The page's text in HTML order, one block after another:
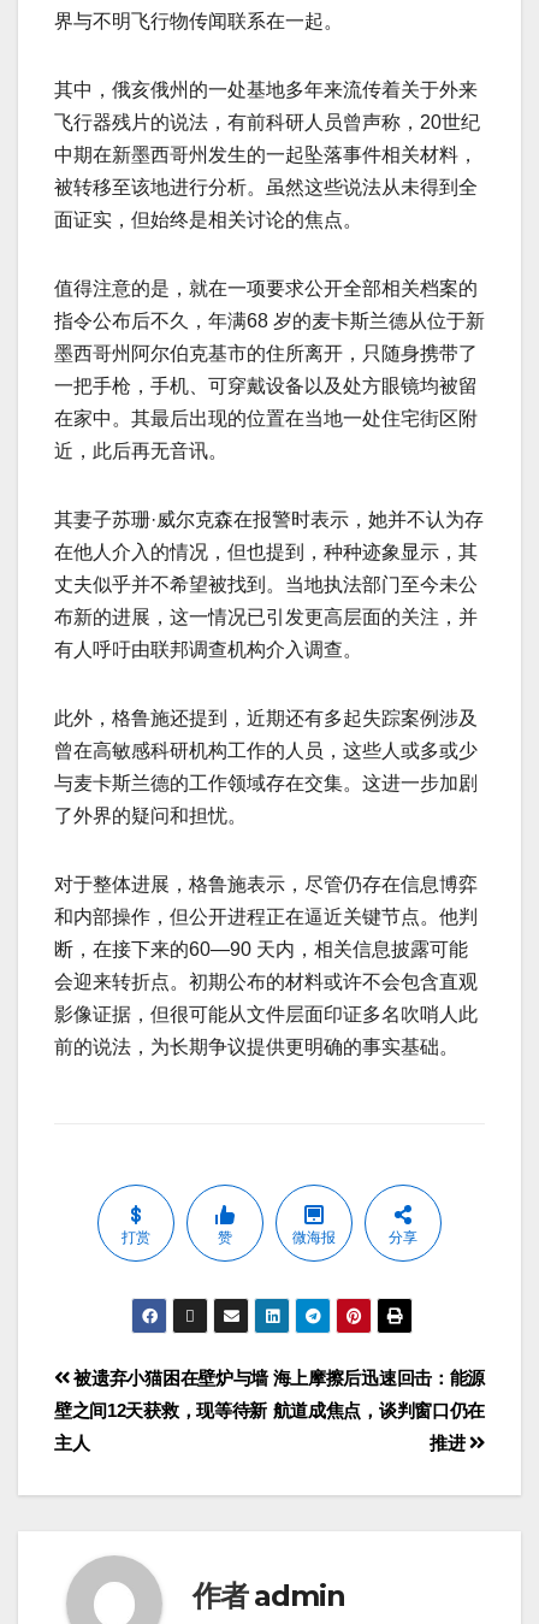
界与不明飞行物传闻联系在一起。
其中，俄亥俄州的一处基地多年来流传着关于外来
飞行器残片的说法，有前科研人员曾声称，20世纪
中期在新墨西哥州发生的一起坠落事件相关材料，
被转移至该地进行分析。虽然这些说法从未得到全
面证实，但始终是相关讨论的焦点。
值得注意的是，就在一项要求公开全部相关档案的
指令公布后不久，年满68 岁的麦卡斯兰德从位于新
墨西哥州阿尔伯克基市的住所离开，只随身携带了
一把手枪，手机、可穿戴设备以及处方眼镜均被留
在家中。其最后出现的位置在当地一处住宅街区附
近，此后再无音讯。
其妻子苏珊·威尔克森在报警时表示，她并不认为存
在他人介入的情况，但也提到，种种迹象显示，其
丈夫似乎并不希望被找到。当地执法部门至今未公
布新的进展，这一情况已引发更高层面的关注，并
有人呼吁由联邦调查机构介入调查。
此外，格鲁施还提到，近期还有多起失踪案例涉及
曾在高敏感科研机构工作的人员，这些人或多或少
与麦卡斯兰德的工作领域存在交集。这进一步加剧
了外界的疑问和担忧。
对于整体进展，格鲁施表示，尽管仍存在信息博弈
和内部操作，但公开进程正在逼近关键节点。他判
断，在接下来的60—90 天内，相关信息披露可能
会迎来转折点。初期公布的材料或许不会包含直观
影像证据，但很可能从文件层面印证多名吹哨人此
前的说法，为长期争议提供更明确的事实基础。
打赏 赞 微海报 分享
海上摩擦后迅速回击：能源
航道成焦点，谈判窗口仍在
推进
被遗弃小猫困在壁炉与墙
壁之间12天获救，现等待新
主人
作者admin